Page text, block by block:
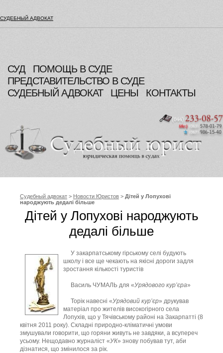
СУДЕБНЫЙ АДВОКАТ
СУД
ПОМОЩЬ В СУДЕ
ПРЕДСТАВИТЕЛЬСТВО В СУДЕ
СУДЕБНЫЙ АДВОКАТ
ЦЕНЫ КОНТАКТЫ
Судебный адвокат > Новости Юристов > Дітей у Лопухові
народжують дедалі більше
Дітей у Лопухові народжують
дедалі більше
У закарпатському гірському селі будують
школу і все ще чекають на якісні дороги задля
зростання кількості туристів
Василь ЧУМАЛЬ для «Урядового кур’єра»
Торік навесні «Урядовий кур’єр» друкував
матеріал про жителів високогірного села
Лопухів, що у Тячівському районі на Закарпатті (8
квітня 2011 року). Складні природно-кліматичні умови
змушували говорити, що горяни живуть не завдяки, а всупереч
усьому. Нещодавно журналіст «УК» знову побував тут, аби
дізнатися, що змінилося за рік.